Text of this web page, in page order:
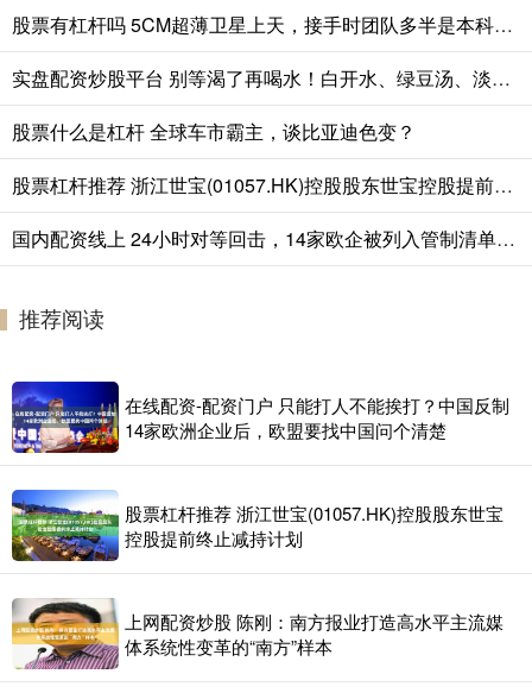
股票有杠杆吗 5CM超薄卫星上天，接手时团队多半是本科生！
实盘配资炒股平台 别等渴了再喝水！白开水、绿豆汤、淡盐水、苏打水怎么选？| 健康大家谈
股票什么是杠杆 全球车市霸主，谈比亚迪色变？
股票杠杆推荐 浙江世宝(01057.HK)控股股东世宝控股提前终止减持计划
国内配资线上 24小时对等回击，14家欧企被列入管制清单，欧盟单边制裁迎来回旋镖
推荐阅读
在线配资-配资门户 只能打人不能挨打？中国反制
14家欧洲企业后，欧盟要找中国问个清楚
股票杠杆推荐 浙江世宝(01057.HK)控股股东世宝
控股提前终止减持计划
上网配资炒股 陈刚：南方报业打造高水平主流媒
体系统性变革的“南方”样本